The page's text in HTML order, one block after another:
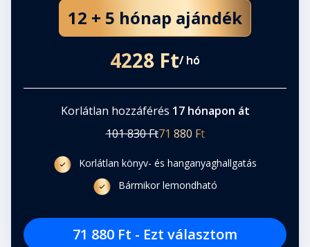
12 + 5 hónap ajándék
4228 Ft/ hó
Korlátlan hozzáférés 17 hónapon át
101 830 Ft71 880 Ft
Korlátlan könyv- és hanganyaghallgatás
Bármikor lemondható
71 880 Ft - Ezt választom